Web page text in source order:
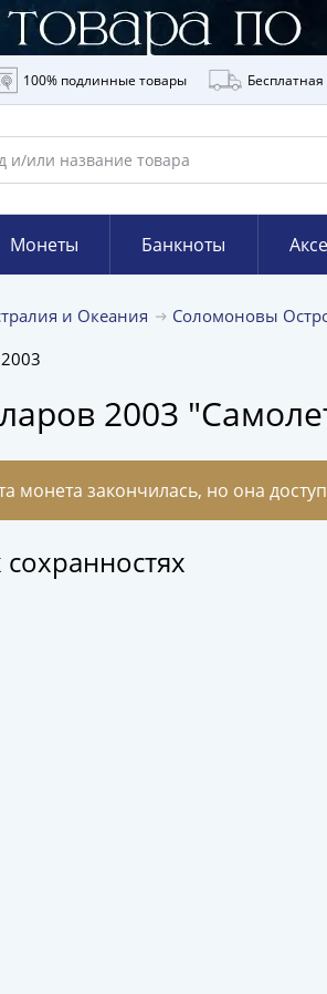
100% подлинные товары Бесплатная
Монеты Банкноты
и Океания Соломоновы
2003